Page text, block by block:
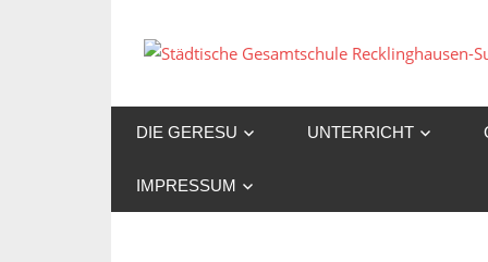
Inhalt
DIE GERESU UNTERRICHT
IMPRESSUM